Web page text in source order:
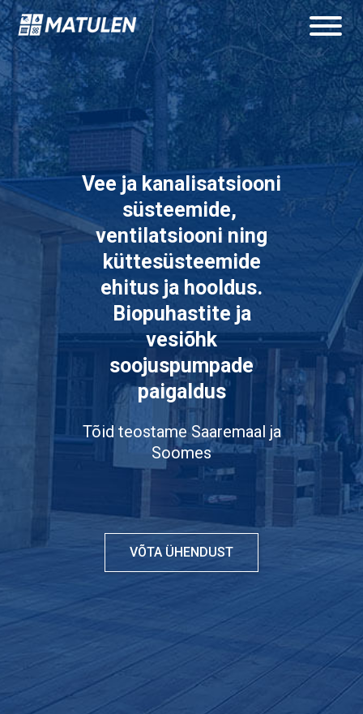
Skip
to
content
Vee ja kanalisatsiooni
süsteemide,
ventilatsiooni ning
küttesüsteemide
ehitus ja hooldus.
Biopuhastite ja
vesiõhk
soojuspumpade
paigaldus
Tõid teostame Saaremaal ja
Soomes
VÕTA ÜHENDUST